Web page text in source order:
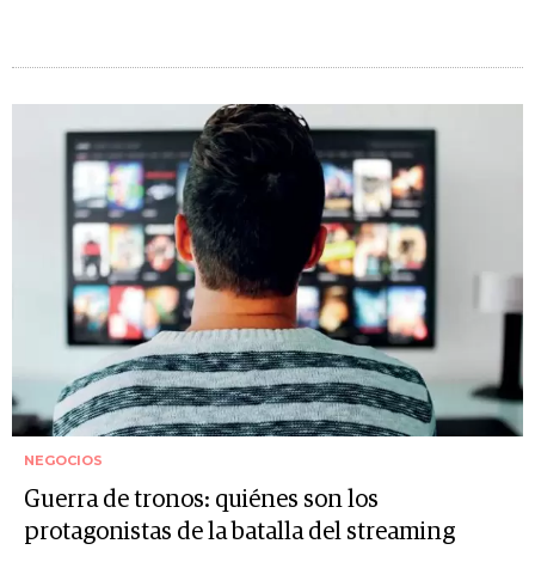
NEGOCIOS
Guerra de tronos: quiénes son los
protagonistas de la batalla del streaming